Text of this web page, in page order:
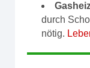
durch
nötig.